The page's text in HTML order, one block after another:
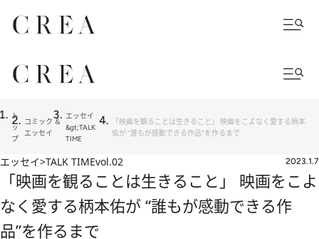
ト
ッ
プ
コミック ＆
エッセイ
エッセイ
&gt;TALK
TIME
「映画を観ることは生きること」 映画をこよなく愛する柄本
佑が “誰もが感動できる作品”を作るまで
エッセイ>TALK TIMEvol.02 2023.1.7
「映画を観ることは生きること」 映画をこよ
なく愛する柄本佑が “誰もが感動できる作
品”を作るまで